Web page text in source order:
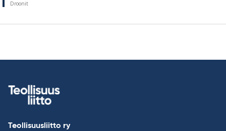
Droonit
Teollisuusliitto ry